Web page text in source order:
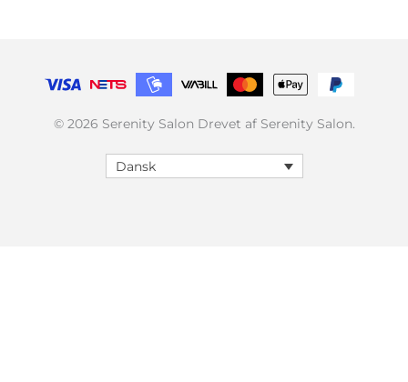
© 2026 Serenity Salon Drevet af Serenity Salon.
Dansk